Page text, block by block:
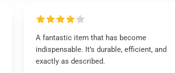
A fantastic item that has become
indispensable. It’s durable, efficient, and
exactly as described.